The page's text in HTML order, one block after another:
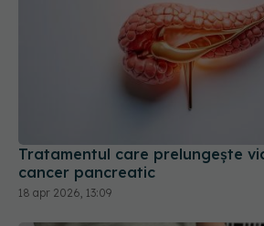
Tratamentul care prelungește
18 apr 2026, 13:09